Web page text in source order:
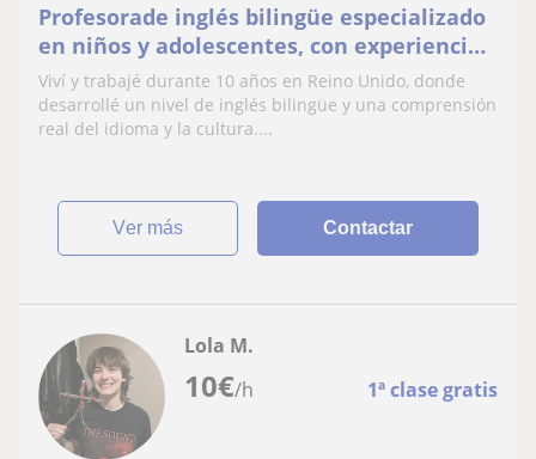
Profesorade inglés bilingüe especializado
en niños y adolescentes, con experiencia
en colegios británicos
Viví y trabajé durante 10 años en Reino Unido, donde
desarrollé un nivel de inglés bilingüe y una comprensión
real del idioma y la cultura....
ver más Contactar
10€/h 1ª clase gratis
Lola M.